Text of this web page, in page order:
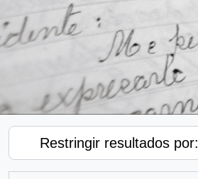
Restringir resultados por: